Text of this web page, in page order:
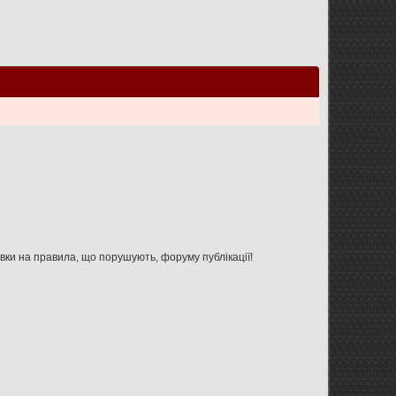
Увага: дана форма не призначена для зв'язку з адміністрацією форуму, використовуйте її тільки для вказівки на правила, що порушують, форуму публікації!